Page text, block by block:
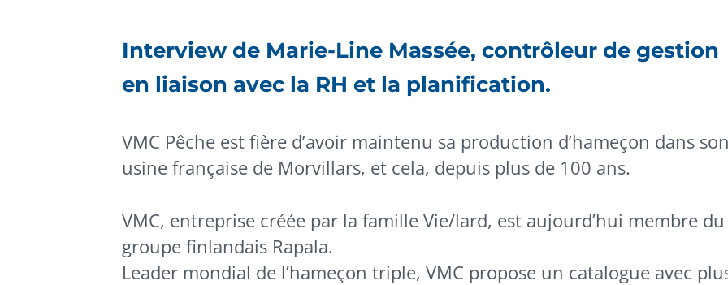
Interview de Marie-Line Massée, contrôleur de gestion
en liaison avec la RH et la planification.
VMC Pêche est fière d’avoir maintenu sa production d’hameçon dans
usine française de Morvillars, et cela, depuis plus de 100 ans.
VMC, entreprise créée par la famille Vie/lard, est aujourd’hui membre du
groupe finlandais Rapala.
Leader mondial de l’hameçon triple, VMC propose un catalogue avec